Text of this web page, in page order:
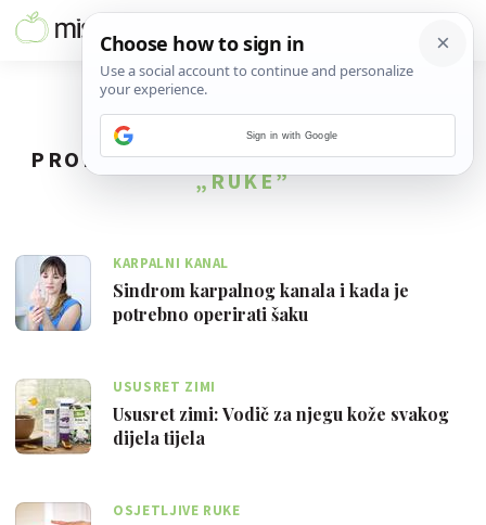
PRONAĐENO65REZULTATA ZA TAG
„RUKE”
KARPALNI KANAL
Sindrom karpalnog kanala i kada je
potrebno operirati šaku
USUSRET ZIMI
Ususret zimi: Vodič za njegu kože svakog
dijela tijela
OSJETLJIVE RUKE
Sign in with Google